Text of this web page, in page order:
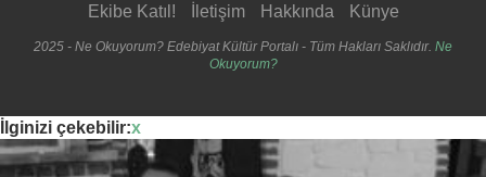
Ekibe Katıl! İletişim Hakkında Künye
2025 - Ne Okuyorum? Edebiyat Kültür Portalı - Tüm Hakları Saklıdır. Ne
Okuyorum?
İlginizi çekebilir:x